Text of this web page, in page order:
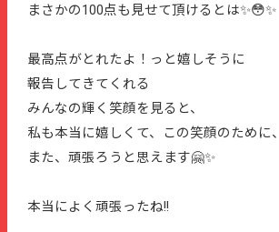
まさかの100点も見せて頂けるとは✨😳✨
最高点がとれたよ！っと嬉しそうに
報告してきてくれる
みんなの輝く笑顔を見ると、
私も本当に嬉しくて、この笑顔のために、
また、頑張ろうと思えます🤗✨
本当によく頑張ったね!!